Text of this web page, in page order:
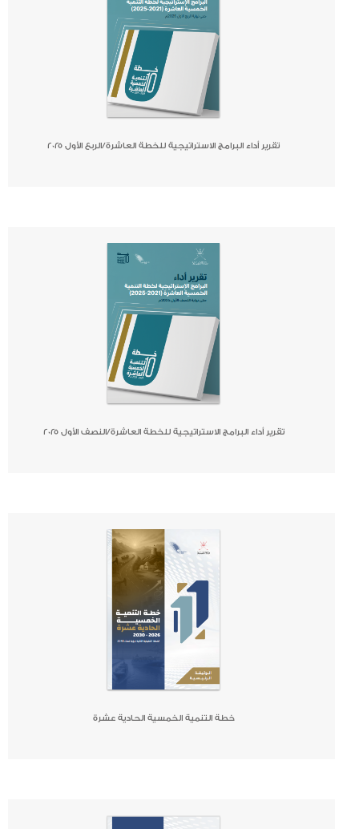
تقرير أداء البرامج الاستراتيجية للخطة العاشرة/الربع الأول ٢٠٢٥
كتاب جريدة صحيفة
تقرير أداء البرامج الاستراتيجية للخطة العاشرة/النصف الأول ٢٠٢٥
كتاب جريدة
خطة التنمية الخمسية الحادية عشرة
كتاب جريدة